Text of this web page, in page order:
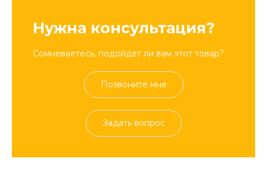
Нужна консультация?
Сомневаетесь, подойдет ли вам этот товар?
Позвоните мне
Задать вопрос